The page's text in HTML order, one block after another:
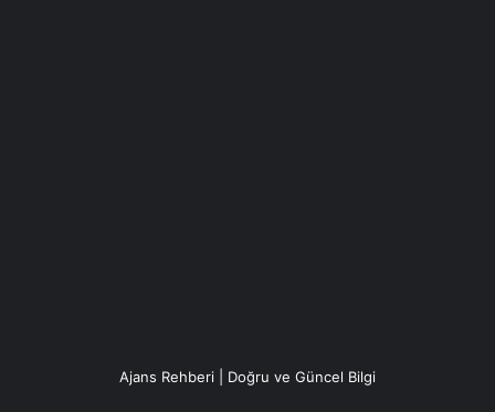
Ajans Rehberi | Doğru ve Güncel Bilgi